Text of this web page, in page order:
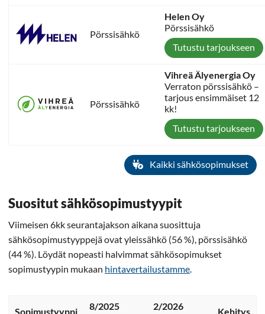
Pörssisähkö
Helen Oy
Pörssisähkö
Tutustu tarjoukseen
Pörssisähkö
Vihreä Älyenergia Oy
Verraton pörssisähkö –
tarjous ensimmäiset 12
kk!
Tutustu tarjoukseen
Kaikki sähkösopimukset
Suositut sähkösopimustyypit
Viimeisen 6kk seurantajakson aikana suosittuja
sähkösopimustyyppejä ovat yleissähkö (56 %), pörssisähkö
(44 %). Löydät nopeasti halvimmat sähkösopimukset
sopimustyypin mukaan hintavertailustamme
Sopimustyyppi
8/2025
2/2026
Kehitys